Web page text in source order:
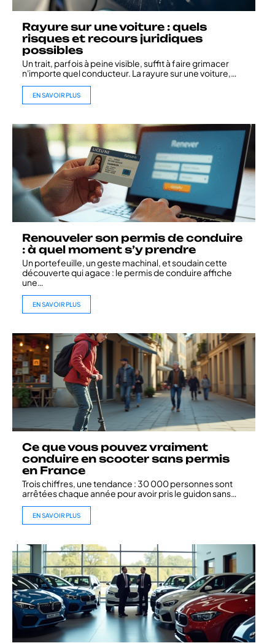
Rayure sur une voiture : quels
risques et recours juridiques
possibles
Un trait, parfois à peine visible, suffit à faire grimacer
n'importe quel conducteur. La rayure sur une voiture,
EN SAVOIR PLUS
Renouveler son permis de conduire
: à quel moment s’y prendre
Un portefeuille, un geste machinal, et soudain cette
découverte qui agace : le permis de conduire affiche
une
EN SAVOIR PLUS
Ce que vous pouvez vraiment
conduire en scooter sans permis
en France
Trois chiffres, une tendance : 30 000 personnes sont
arrêtées chaque année pour avoir pris le guidon sans
EN SAVOIR PLUS